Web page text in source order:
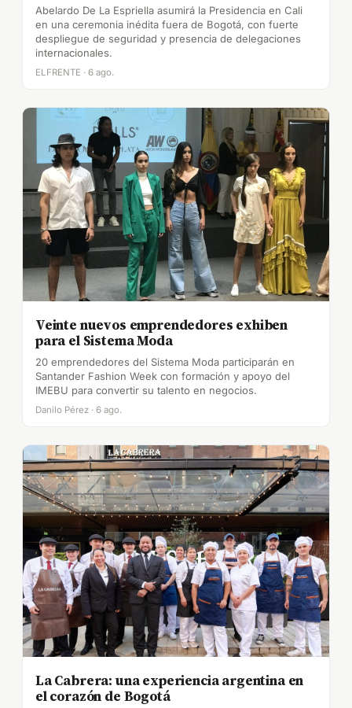
Abelardo De La Espriella asumirá la Presidencia en Cali
en una ceremonia inédita fuera de Bogotá, con fuerte
despliegue de seguridad y presencia de delegaciones
internacionales.
ELFRENTE · 6 ago.
Veinte nuevos emprendedores exhiben
para el Sistema Moda
20 emprendedores del Sistema Moda participarán en
Santander Fashion Week con formación y apoyo del
IMEBU para convertir su talento en negocios.
Danilo Pérez · 6 ago.
La Cabrera: una experiencia argentina en
el corazón de Bogotá